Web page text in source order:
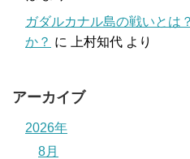
ガダルカナル島の戦いとは
か？ に 上村知代 より
アーカイブ
2026年
8月